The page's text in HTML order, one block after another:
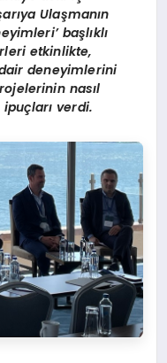
Ulaşmanın
başlıklı
etkinlikte,
deneyimlerini
nasıl
verdi.